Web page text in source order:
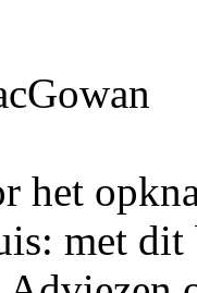
het
met dit